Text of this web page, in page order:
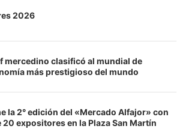
2026
mercedino clasificó al mundial de
más prestigioso del mundo
la 2° edición del «Mercado Alfajor» con
20 expositores en la Plaza San Martín